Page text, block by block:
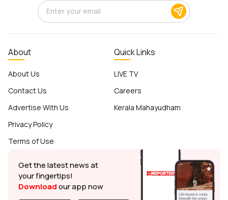
About
About Us
Contact Us
Advertise With Us
Privacy Policy
Terms of Use
Quick Links
LIVE TV
Careers
Kerala Mahayudham
Get the latest news at
your fingertips!
Downloadour app now